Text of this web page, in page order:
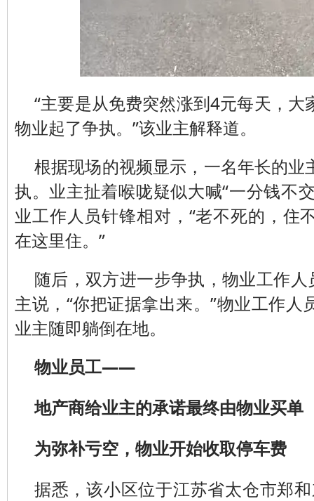
“主要是从免费突然涨到4元每天，
物业起了争执。”该业主解释道。
根据现场的视频显示，一名年长的业
执。业主扯着喉咙疑似大喊“一分钱不
业工作人员针锋相对，“老不死的，住
在这里住。”
随后，双方进一步争执，物业工作人
主说，“你把证据拿出来。”物业工作人
业主随即躺倒在地。
物业员工——
地产商给业主的承诺最终由物业买单
为弥补亏空，物业开始收取停车费
据悉，该小区位于江苏省太仓市郑